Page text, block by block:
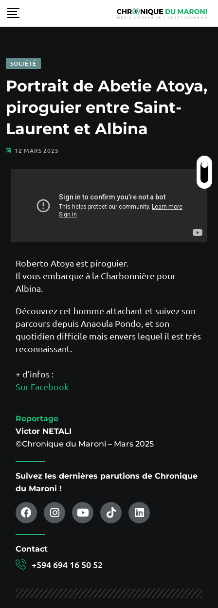
SOCIÉTÉ
Portrait de Abetie Atoya,
piroguier entre Saint-
Laurent et Albina
12 MARS 2025
Roberto Atoya est piroguier.
Il vous embarque à la Charbonnière pour
Albina.
Découvrez cet homme attachant et suivez son
parcours depuis Anaoula Pondo, et son
quotidien difficile mais envers lequel il est très
reconnaissant.
+ d’infos :
Sur Facebook
Reportage
Victor NETALI
©Chronique du Maroni – Mars 2025
Suivez les dernières parutions de Chronique
du Maroni !
Contact
+594 694 16 50 52